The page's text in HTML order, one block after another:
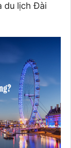
du lịch Đài